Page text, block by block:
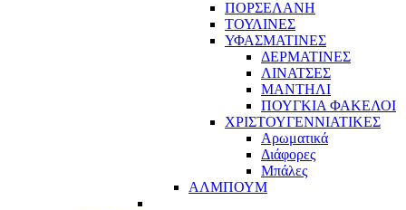
ΠΟΡΣΕΛΑΝΗ
ΤΟΥΛΙΝΕΣ
ΥΦΑΣΜΑΤΙΝΕΣ
ΔΕΡΜΑΤΙΝΕΣ
ΛΙΝΑΤΣΕΣ
ΜΑΝΤΗΛΙ
ΠΟΥΓΚΙΑ ΦΑΚΕΛΟΙ
ΧΡΙΣΤΟΥΓΕΝΝΙΑΤΙΚΕΣ
Αρωματικά
Διάφορες
Μπάλες
ΑΛΜΠΟΥΜ